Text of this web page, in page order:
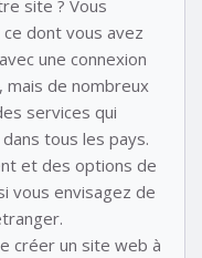
site ? Vous
dont vous avez
une connexion
de nombreux
services qui
tous les pays.
et des options de
vous envisagez de
créer un site web à